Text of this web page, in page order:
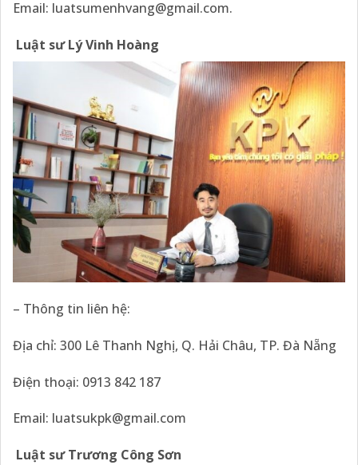
Email: luatsumenhvang@gmail.com.
Luật sư Lý Vinh Hoàng
– Thông tin liên hệ:
Địa chỉ: 300 Lê Thanh Nghị, Q. Hải Châu, TP. Đà Nẵng
Điện thoại: 0913 842 187
Email: luatsukpk@gmail.com
Luật sư Trương Công Sơn